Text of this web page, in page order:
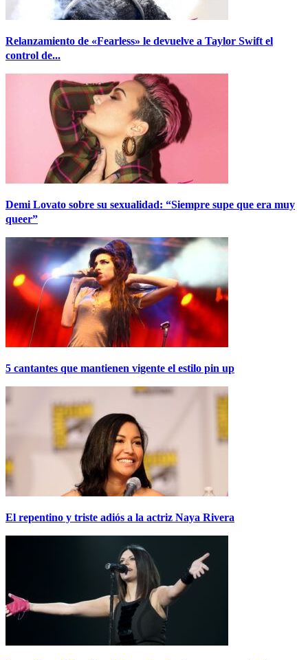
Relanzamiento de «Fearless» le devuelve a Taylor Swift el
control de...
Demi Lovato sobre su sexualidad: “Siempre supe que era muy
queer”
5 cantantes que mantienen vigente el estilo pin up
El repentino y triste adiós a la actriz Naya Rivera